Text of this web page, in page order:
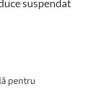
suspendat
pentru